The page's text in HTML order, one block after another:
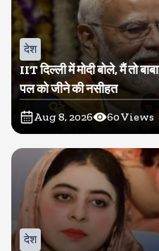
देश
IIT दिल्ली में मोदी बोले, मैं तो
पल को जीने की नसीहत
Aug 8, 2026 60Views
देश